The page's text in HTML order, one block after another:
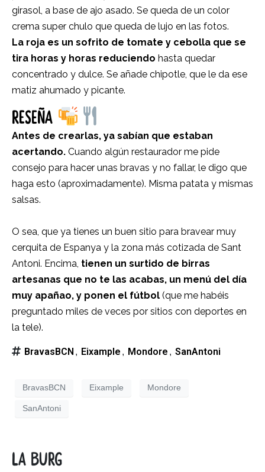
girasol, a base de ajo asado. Se queda de un color
crema super chulo que queda de lujo en las fotos.
La roja es un sofrito de tomate y cebolla que se
tira horas y horas reduciendo hasta quedar
concentrado y dulce. Se añade chipotle, que le da ese
matiz ahumado y picante.
RESEÑA
Antes de crearlas, ya sabían que estaban
acertando. Cuando algún restaurador me pide
consejo para hacer unas bravas y no fallar, le digo que
haga esto (aproximadamente). Misma patata y mismas
salsas.
O sea, que ya tienes un buen sitio para bravear muy
cerquita de Espanya y la zona más cotizada de Sant
Antoni. Encima, tienen un surtido de birras
artesanas que no te las acabas, un menú del día
muy apañao, y ponen el fútbol (que me habéis
preguntado miles de veces por sitios con deportes en
la tele).
BravasBCN , Eixample , Mondore , SanAntoni
BravasBCN Eixample Mondore
SanAntoni
La burg